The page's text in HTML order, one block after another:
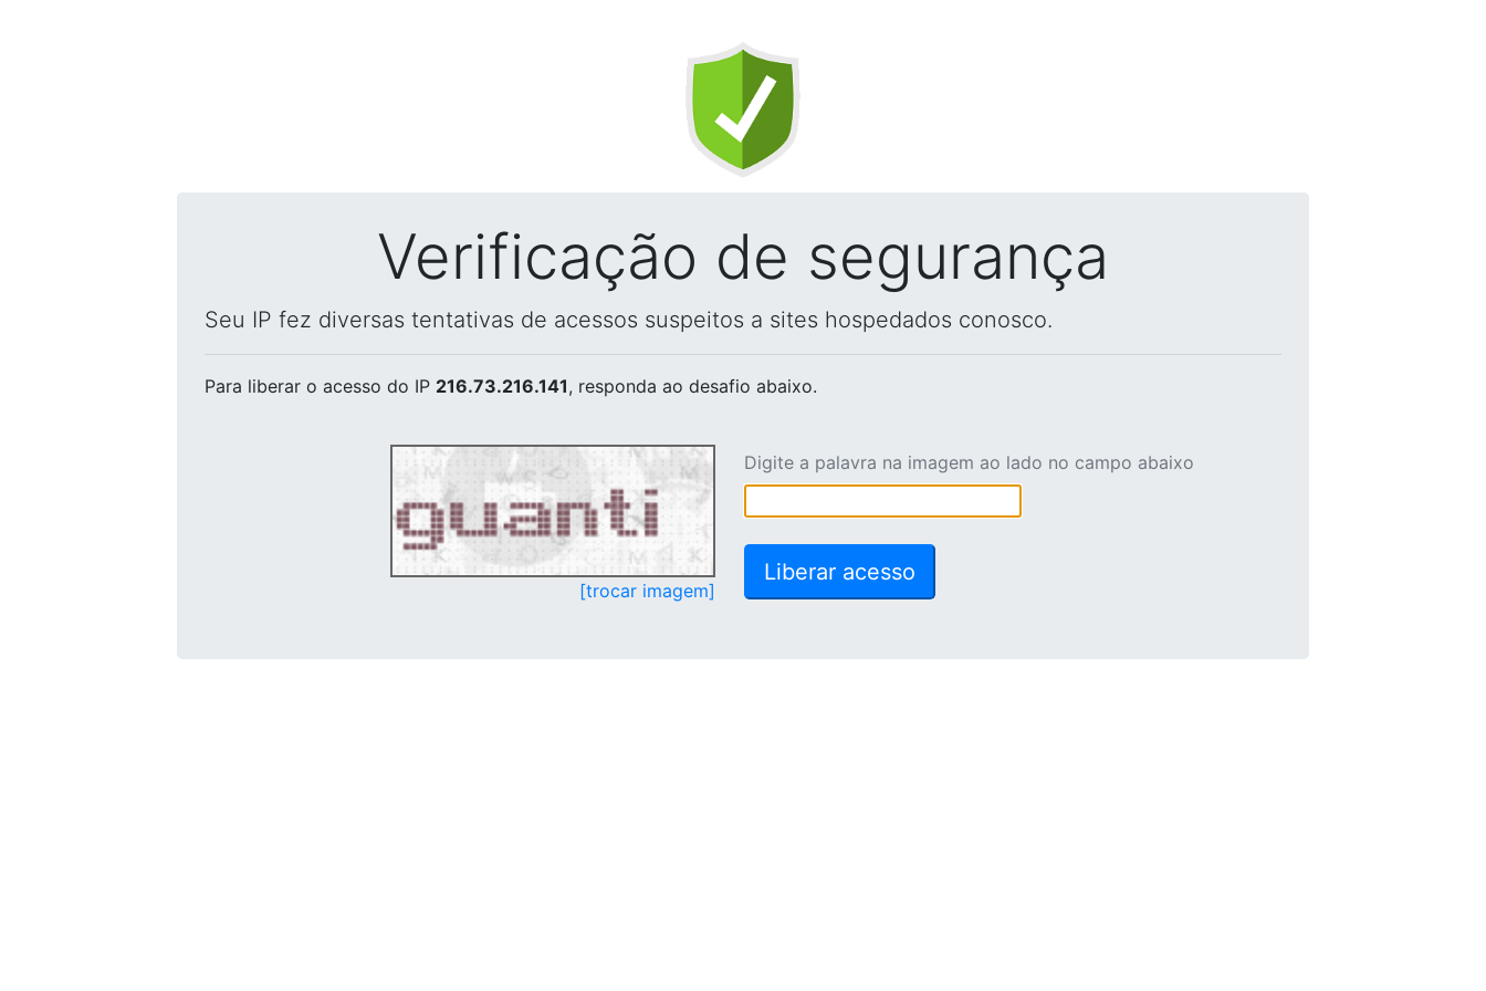
Verificação de segurança
Seu IP fez diversas tentativas de acessos suspeitos a sites hospedados conosco.
Para liberar o acesso do IP 216.73.216.141, responda ao desafio abaixo.
[trocar imagem]
Digite a palavra na imagem ao lado no campo abaixo